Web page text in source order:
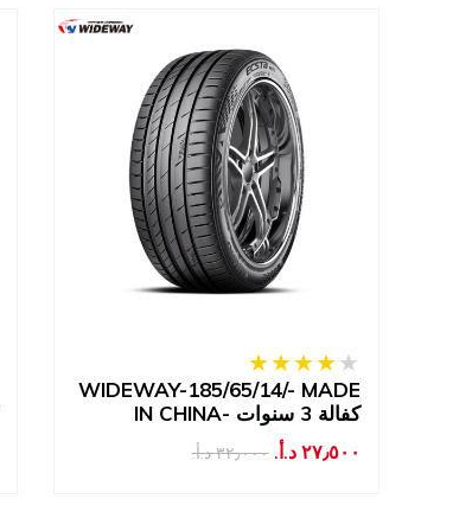
WIDEWAY-185/65/14/- MADE
IN CHINA- كفالة 3 سنوات
٣٢٫٠٠٠ د.أ.‏ ٢٧٫٥٠٠ د.أ.‏